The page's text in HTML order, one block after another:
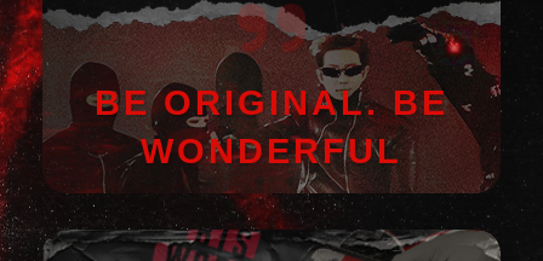
BE ORIGINAL. BE
WONDERFUL